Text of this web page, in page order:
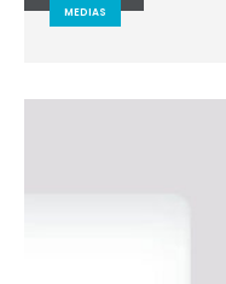
MEDIAS